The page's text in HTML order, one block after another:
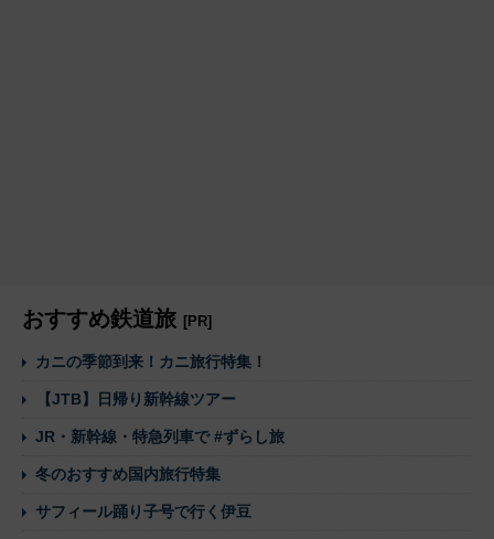
おすすめ鉄道旅 [PR]
カニの季節到来！カニ旅行特集！
【JTB】日帰り新幹線ツアー
JR・新幹線・特急列車で #ずらし旅
冬のおすすめ国内旅行特集
サフィール踊り子号で行く伊豆